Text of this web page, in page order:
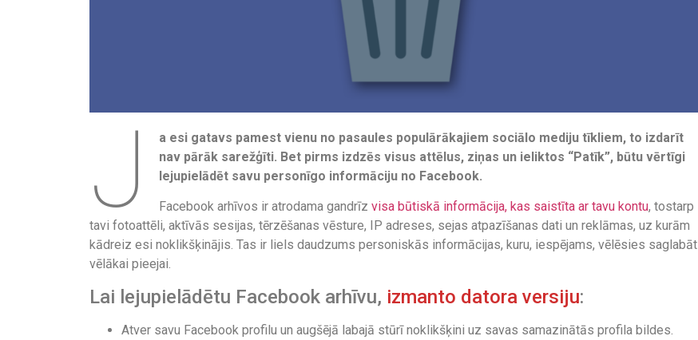
J
a esi gatavs pamest vienu no pasaules populārākajiem sociālo mediju tīkliem, to izdarīt
nav pārāk sarežģīti. Bet pirms izdzēs visus attēlus, ziņas un ieliktos “Patīk”, būtu vērtīgi
lejupielādēt savu personīgo informāciju no Facebook.
Facebook arhīvos ir atrodama gandrīzvisa būtiskā informācija, kas saistīta ar tavu kontu, tostarp
tavi fotoattēli, aktīvās sesijas, tērzēšanas vēsture, IP adreses, sejas atpazīšanas dati un reklāmas, uz kurām
kādreiz esi noklikšķinājis. Tas ir liels daudzums personiskās informācijas, kuru, iespējams, vēlēsies saglabāt
vēlākai pieejai.
Lai lejupielādētu Facebook arhīvu, izmanto datora versiju:
Atver savu Facebook profilu un augšējā labajā stūrī noklikšķini uz savas samazinātās profila bildes.